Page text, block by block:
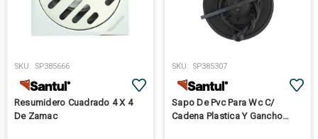
SKU: SP385666
Resumidero Cuadrado 4 X 4
De Zamac
SKU: SP385307
Sapo De Pvc Para Wc C/
Cadena Plastica Y Gancho